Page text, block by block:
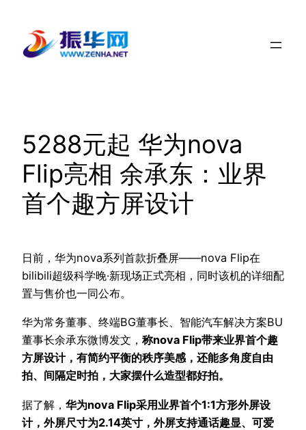
5288元起 华为nova
Flip亮相 余承东：业界
首个趣方屏设计
日前，华为nova系列首款折叠屏——nova Flip在
bilibili超级科学晚·新现场正式亮相，同时该机的详细配
置与售价也一同公布。
华为常务董事、终端BG董事长、智能汽车解决方案BU
董事长余承东微博发文， 称nova Flip带来业界首个趣
方屏设计，有简约平衡的秩序美感，还能多角度自由
拍、间隔定时拍，大家摆什么造型都好拍。
据了解， 华为nova Flip采用业界首个1:1方形外屏设
计，外屏尺寸为2.14英寸，外屏支持通话趣显、可爱